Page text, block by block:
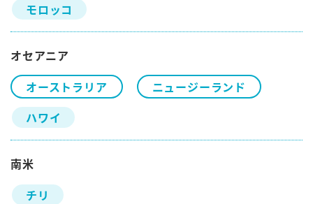
モロッコ
オセアニア
オーストラリア
ニュージーランド
ハワイ
南米
チリ